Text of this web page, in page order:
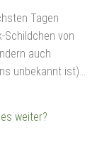
Tagen
von
auch
unbekannt ist)...